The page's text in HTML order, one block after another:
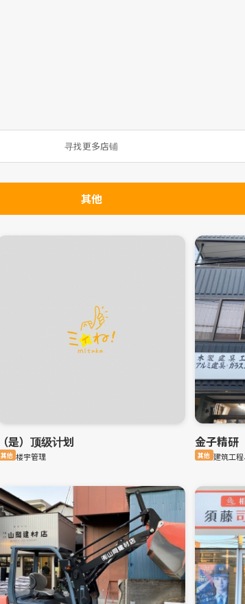
寻找更多店铺
其他
（是）顶级计划
其他 楼宇管理
金子精研
其他 建筑工